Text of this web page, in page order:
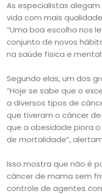
As especialistas
vida com mais
“Uma boa escolha nos
conjunto de novos
na saúde física e
Segundo elas, um dos
“Hoje se sabe que o
a diversos tipos de
que tiveram o câncer
que a obesidade piora
de mortalidade”,
Isso mostra que não é
câncer de mama sem
controle de agentes